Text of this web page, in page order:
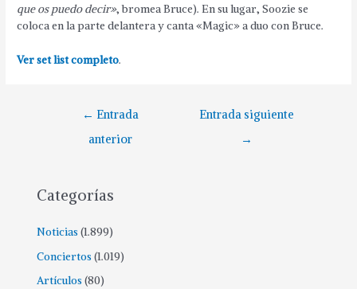
que os puedo decir», bromea Bruce). En su lugar, Soozie se
coloca en la parte delantera y canta «Magic» a duo con Bruce.
Ver set list completo.
← Entrada
anterior
Entrada siguiente
→
Categorías
Noticias (1.899)
Conciertos (1.019)
Artículos (80)